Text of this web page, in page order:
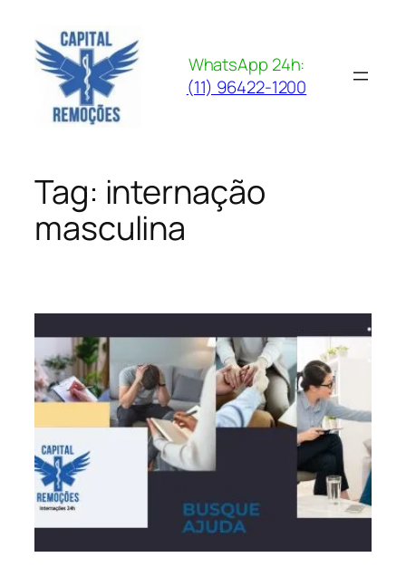
para
conteúdo
WhatsApp 24h:
(11) 96422-1200
Tag: internação
masculina